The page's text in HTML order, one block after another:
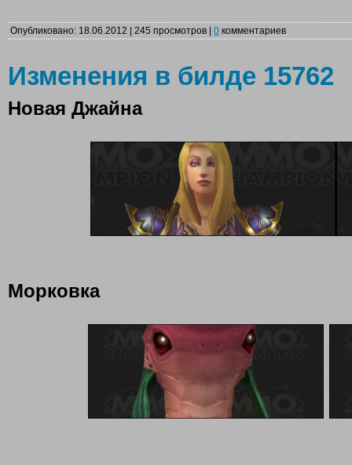
Опубликовано: 18.06.2012 | 245 просмотров | 0 комментариев
Изменения в билде 15762
Новая Джайна
Морковка